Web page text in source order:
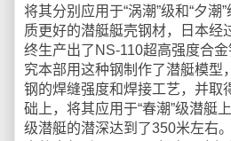
将其分别应用于“涡潮”级和“夕潮
质更好的潜艇艇壳钢材，日本经
终生产出了NS-110超高强度合
究本部用这种钢制作了潜艇模型
钢的焊缝强度和焊接工艺，并取
础上，将其应用于“春潮”级潜艇
级潜艇的潜深达到了350米左右